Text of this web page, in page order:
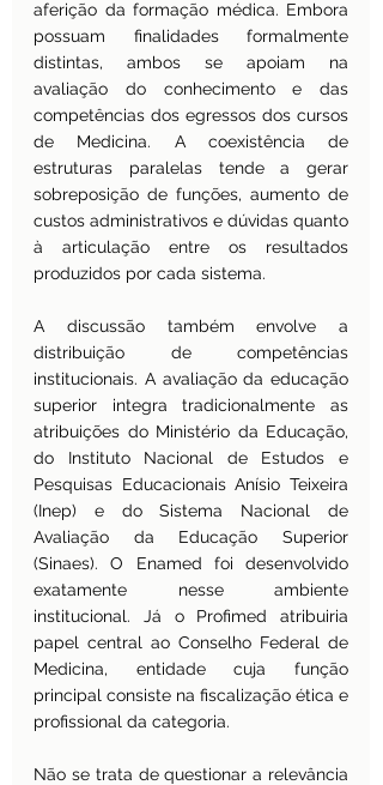
aferição da formação médica. Embora
possuam finalidades formalmente
distintas, ambos se apoiam na
avaliação do conhecimento e das
competências dos egressos dos cursos
de Medicina. A coexistência de
estruturas paralelas tende a gerar
sobreposição de funções, aumento de
custos administrativos e dúvidas quanto
à articulação entre os resultados
produzidos por cada sistema.
A discussão também envolve a
distribuição de competências
institucionais. A avaliação da educação
superior integra tradicionalmente as
atribuições do Ministério da Educação,
do Instituto Nacional de Estudos e
Pesquisas Educacionais Anísio Teixeira
(Inep) e do Sistema Nacional de
Avaliação da Educação Superior
(Sinaes). O Enamed foi desenvolvido
exatamente nesse ambiente
institucional. Já o Profimed atribuiria
papel central ao Conselho Federal de
Medicina, entidade cuja função
principal consiste na fiscalização ética e
profissional da categoria.
Não se trata de questionar a relevância